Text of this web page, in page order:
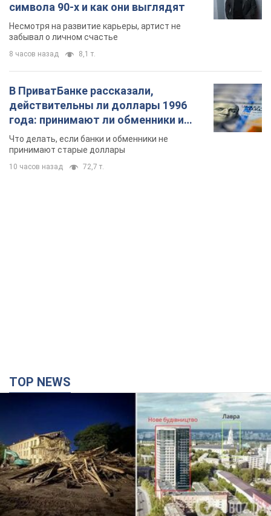
символа 90-х и как они выглядят
Несмотря на развитие карьеры, артист не
забывал о личном счастье
8 часов назад 8,1 т.
В ПриватБанке рассказали,
действительны ли доллары 1996
года: принимают ли обменники и
банки такие купюры
Что делать, если банки и обменники не
принимают старые доллары
10 часов назад 72,7 т.
TOP NEWS